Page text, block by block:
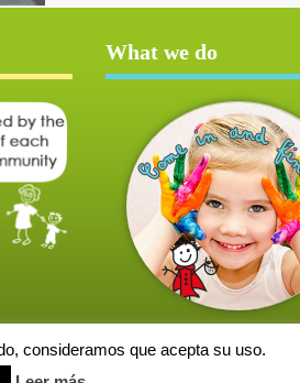
What we do
consideramos que acepta su uso.